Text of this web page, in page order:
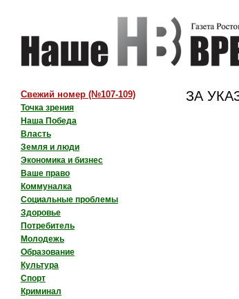
ЗА
Свежий номер (№107-109)
Точка зрения
Наша Победа
Власть
Земля и люди
Экономика и бизнес
Ваше право
Коммуналка
Социальные проблемы
Здоровье
Потребитель
Молодежь
Образование
Культура
Спорт
Криминал